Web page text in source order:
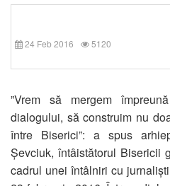
24 Feb 2016 5120
”Vrem să mergem
dialogului, să construim nu
între Biserici”: a spus
Șevciuk, întâistătorul Bisericii
cadrul unei întâlniri cu